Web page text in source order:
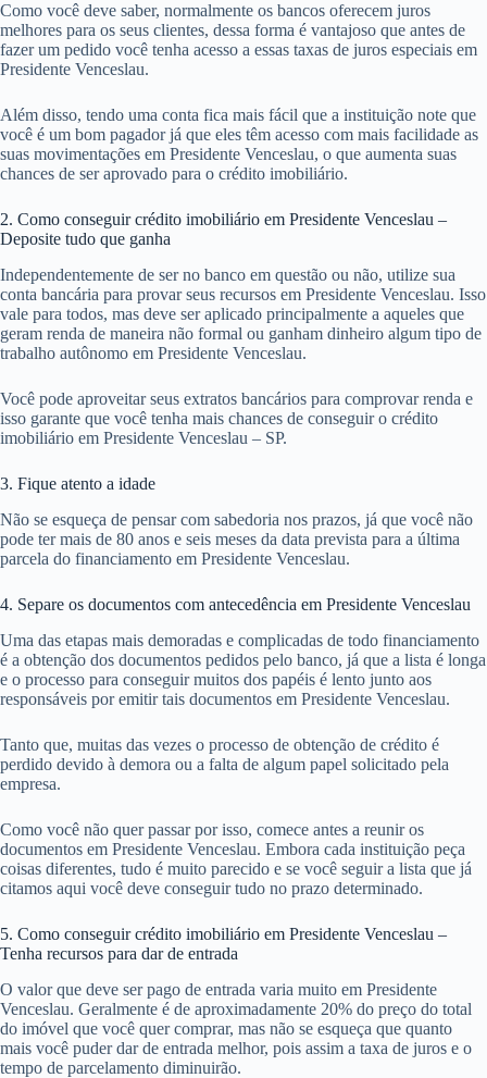
Como você deve saber, normalmente os bancos oferecem juros
melhores para os seus clientes, dessa forma é vantajoso que antes de
fazer um pedido você tenha acesso a essas taxas de juros especiais em
Presidente Venceslau.
Além disso, tendo uma conta fica mais fácil que a instituição note que
você é um bom pagador já que eles têm acesso com mais facilidade as
suas movimentações em Presidente Venceslau, o que aumenta suas
chances de ser aprovado para o crédito imobiliário.
2. Como conseguir crédito imobiliário em Presidente Venceslau –
Deposite tudo que ganha
Independentemente de ser no banco em questão ou não, utilize sua
conta bancária para provar seus recursos em Presidente Venceslau. Isso
vale para todos, mas deve ser aplicado principalmente a aqueles que
geram renda de maneira não formal ou ganham dinheiro algum tipo de
trabalho autônomo em Presidente Venceslau.
Você pode aproveitar seus extratos bancários para comprovar renda e
isso garante que você tenha mais chances de conseguir o crédito
imobiliário em Presidente Venceslau – SP.
3. Fique atento a idade
Não se esqueça de pensar com sabedoria nos prazos, já que você não
pode ter mais de 80 anos e seis meses da data prevista para a última
parcela do financiamento em Presidente Venceslau.
4. Separe os documentos com antecedência em Presidente Venceslau
Uma das etapas mais demoradas e complicadas de todo financiamento
é a obtenção dos documentos pedidos pelo banco, já que a lista é longa
e o processo para conseguir muitos dos papéis é lento junto aos
responsáveis por emitir tais documentos em Presidente Venceslau.
Tanto que, muitas das vezes o processo de obtenção de crédito é
perdido devido à demora ou a falta de algum papel solicitado pela
empresa.
Como você não quer passar por isso, comece antes a reunir os
documentos em Presidente Venceslau. Embora cada instituição peça
coisas diferentes, tudo é muito parecido e se você seguir a lista que já
citamos aqui você deve conseguir tudo no prazo determinado.
5. Como conseguir crédito imobiliário em Presidente Venceslau –
Tenha recursos para dar de entrada
O valor que deve ser pago de entrada varia muito em Presidente
Venceslau. Geralmente é de aproximadamente 20% do preço do total
do imóvel que você quer comprar, mas não se esqueça que quanto
mais você puder dar de entrada melhor, pois assim a taxa de juros e o
tempo de parcelamento diminuirão.